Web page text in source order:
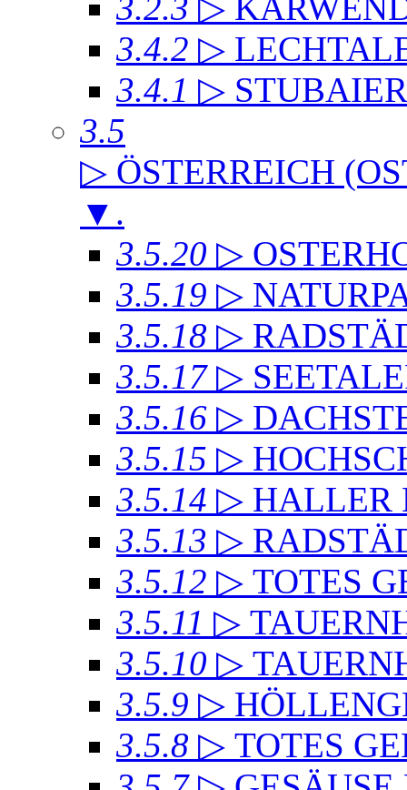
3.4.2 ▷
3.4.1 ▷
3.5
▷ ÖSTERREICH
▼ .
3.5.20 ▷
3.5.19 ▷
3.5.18 ▷
3.5.17 ▷
3.5.16 ▷
3.5.15 ▷
3.5.14 ▷ HALLER
3.5.13 ▷
3.5.12 ▷ TOTES
3.5.11 ▷
3.5.10 ▷
3.5.9 ▷
3.5.8 ▷ TOTES